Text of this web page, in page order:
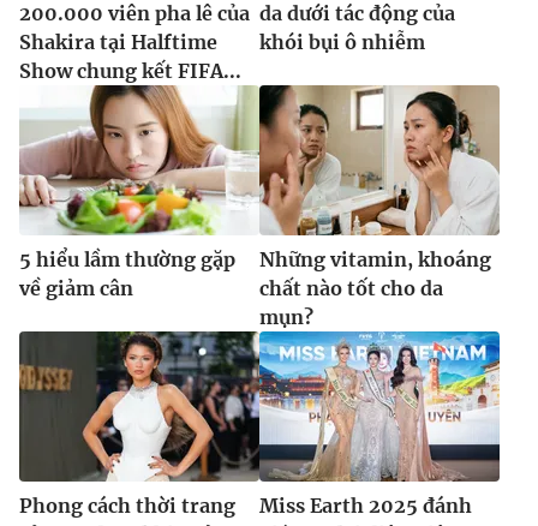
200.000 viên pha lê của
Shakira tại Halftime
Show chung kết FIFA...
da dưới tác động của
khói bụi ô nhiễm
5 hiểu lầm thường gặp
về giảm cân
Những vitamin, khoáng
chất nào tốt cho da
mụn?
Phong cách thời trang
Miss Earth 2025 đánh